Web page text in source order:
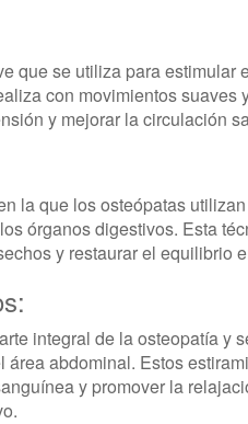
que se utiliza para estimular
con movimientos suaves
y mejorar la circulación
la que los osteópatas
órganos digestivos. Esta
y restaurar el equilibrio
integral de la osteopatía y
abdominal. Estos
y promover la